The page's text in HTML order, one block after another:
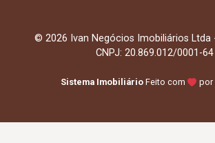
© 2026 Ivan Negócios Imobiliários Ltda
CNPJ: 20.869.012/0001-64
Sistema Imobiliário Feito com por